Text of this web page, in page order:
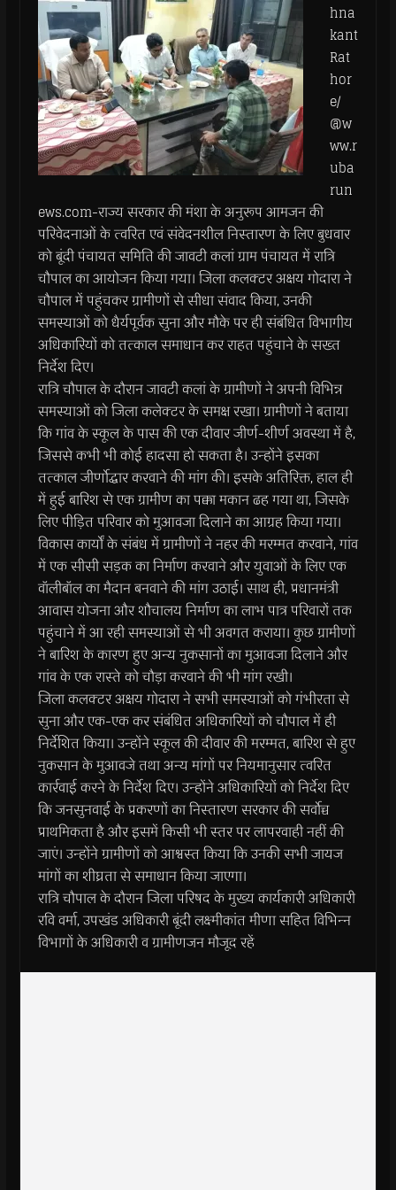
hna
kant
Rat
hor
e/
@w
ww.r
uba
run
ews.com-राज्य सरकार की मंशा के अनुरूप आमजन की
परिवेदनाओं के त्वरित एवं संवेदनशील निस्तारण के लिए बुधवार
को बूंदी पंचायत समिति की जावटी कलां ग्राम पंचायत में रात्रि
चौपाल का आयोजन किया गया। जिला कलक्टर अक्षय गोदारा ने
चौपाल में पहुंचकर ग्रामीणों से सीधा संवाद किया, उनकी
समस्याओं को धैर्यपूर्वक सुना और मौके पर ही संबंधित विभागीय
अधिकारियों को तत्काल समाधान कर राहत पहुंचाने के सख्त
निर्देश दिए।
रात्रि चौपाल के दौरान जावटी कलां के ग्रामीणों ने अपनी विभिन्न
समस्याओं को जिला कलेक्टर के समक्ष रखा। ग्रामीणों ने बताया
कि गांव के स्कूल के पास की एक दीवार जीर्ण-शीर्ण अवस्था में है,
जिससे कभी भी कोई हादसा हो सकता है। उन्होंने इसका
तत्काल जीर्णोद्धार करवाने की मांग की। इसके अतिरिक्त, हाल ही
में हुई बारिश से एक ग्रामीण का पक्का मकान ढह गया था, जिसके
लिए पीड़ित परिवार को मुआवजा दिलाने का आग्रह किया गया।
विकास कार्यों के संबंध में ग्रामीणों ने नहर की मरम्मत करवाने, गांव
में एक सीसी सड़क का निर्माण करवाने और युवाओं के लिए एक
वॉलीबॉल का मैदान बनवाने की मांग उठाई। साथ ही, प्रधानमंत्री
आवास योजना और शौचालय निर्माण का लाभ पात्र परिवारों तक
पहुंचाने में आ रही समस्याओं से भी अवगत कराया। कुछ ग्रामीणों
ने बारिश के कारण हुए अन्य नुकसानों का मुआवजा दिलाने और
गांव के एक रास्ते को चौड़ा करवाने की भी मांग रखी।
जिला कलक्टर अक्षय गोदारा ने सभी समस्याओं को गंभीरता से
सुना और एक-एक कर संबंधित अधिकारियों को चौपाल में ही
निर्देशित किया। उन्होंने स्कूल की दीवार की मरम्मत, बारिश से हुए
नुकसान के मुआवजे तथा अन्य मांगों पर नियमानुसार त्वरित
कार्रवाई करने के निर्देश दिए। उन्होंने अधिकारियों को निर्देश दिए
कि जनसुनवाई के प्रकरणों का निस्तारण सरकार की सर्वोच्च
प्राथमिकता है और इसमें किसी भी स्तर पर लापरवाही नहीं की
जाएं। उन्होंने ग्रामीणों को आश्वस्त किया कि उनकी सभी जायज
मांगों का शीघ्रता से समाधान किया जाएगा।
रात्रि चौपाल के दौरान जिला परिषद के मुख्‍य कार्यकारी अधिकारी
रवि वर्मा, उपखंड अधिकारी बूंदी लक्ष्‍मीकांत मीणा सहित विभिन्‍न
विभागों के अधिकारी व ग्रामीणजन मौजूद रहें